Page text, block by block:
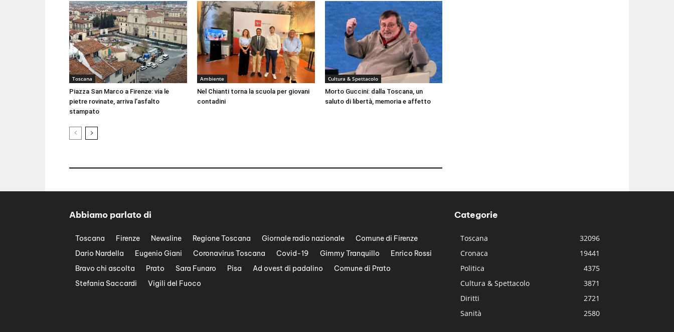
Toscana
Piazza San Marco a Firenze: via le
pietre rovinate, arriva l’asfalto
stampato
Ambiente
Nel Chianti torna la scuola per giovani
contadini
Cultura & Spettacolo
Morto Guccini: dalla Toscana, un
saluto di libertà, memoria e affetto
Abbiamo parlato di
Toscana Firenze Newsline Regione Toscana Giornale radio nazionale
Comune di Firenze
Dario Nardella
Eugenio Giani Coronavirus Toscana Covid-19 Gimmy Tranquillo
Enrico Rossi
Bravo chi ascolta
Prato Sara Funaro Pisa Ad ovest di padalino
Comune di Prato
Stefania Saccardi
Vigili del Fuoco
Categorie
Toscana
32096
Cronaca
19441
Politica
4375
Cultura & Spettacolo
3871
Diritti
2721
Sanità
2580